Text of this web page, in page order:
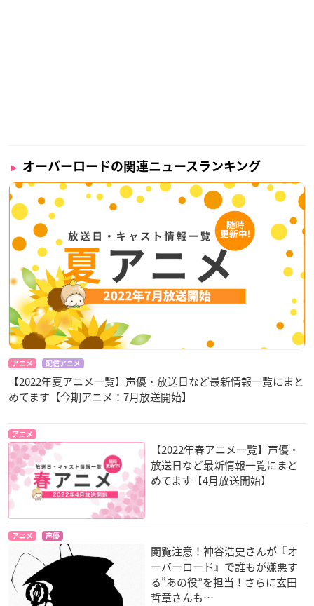
オーバーロードの関連ニュースランキング
アニメ 配信アニメ
【2022年夏アニメ一覧】声優・放送日など最新情報一覧にまと
めてます【今期アニメ：7月放送開始】
アニメ
【2022年春アニメ一覧】声優・
放送日など最新情報一覧にまと
めてます【4月放送開始】
アニメ 声優
閲覧注意！神谷浩史さんが『オ
ーバーロード』で誰もが嫌悪す
る”あの役”を担当！さらに玄田
哲章さんも…